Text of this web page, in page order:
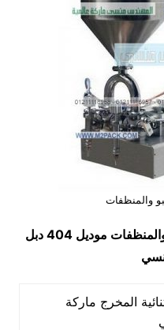
والمنظفات
موديل 404 دبل
ثنائية المخرج ماركة